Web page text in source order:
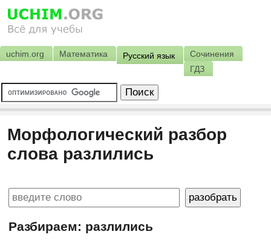
uchim.org Математика Русский язык
Сочинения
ГДЗ
Морфологический разбор
слова разлились
Разбираем: разлились